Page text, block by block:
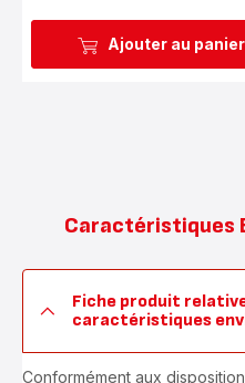
Ajouter au panier
Caractéristiques
Fiche produit
caractéristiques
Conformément aux